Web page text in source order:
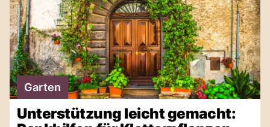
Garten
Unterstützung leicht gemacht: